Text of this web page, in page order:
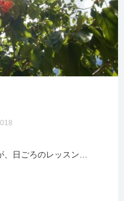
、日ごろのレッスン…